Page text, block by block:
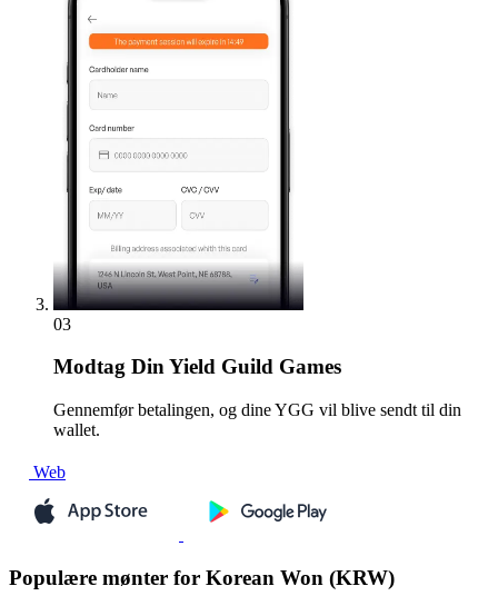
03
Modtag Din Yield Guild Games
Gennemfør betalingen, og dine YGG vil blive sendt til din
wallet.
Web
Populære mønter for Korean Won (KRW)